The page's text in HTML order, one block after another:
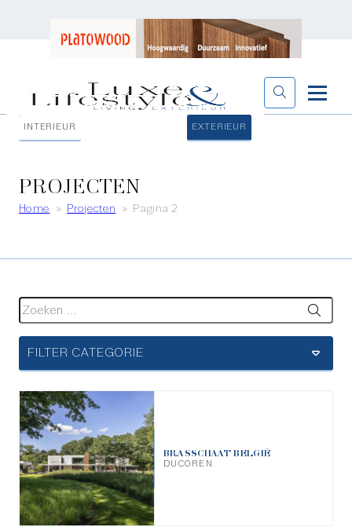
INTERIEUR EXTERIEUR
PROJECTEN
Home » Projecten » Pagina 2
FILTER CATEGORIE
BRASSCHAAT BELGIË
DUCOREN